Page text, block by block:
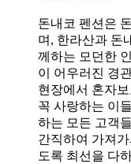
돈내코 펜션은
며, 한라산과 돈
께하는 모던한
이 어우러진 경
현장에서 혼자
꼭 사랑하는 이
하는 모든 고객
간직하여 가져
도록 최선을 다